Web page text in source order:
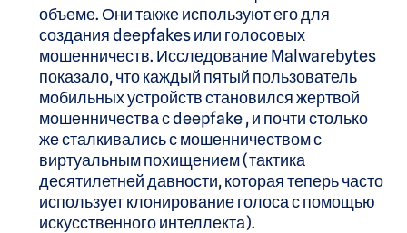
объеме. Они также используют его для
создания deepfakes или голосовых
мошенничеств. Исследование Malwarebytes
показало, что каждый пятый пользователь
мобильных устройств становился жертвой
мошенничества с deepfake , и почти столько
же сталкивались с мошенничеством с
виртуальным похищением (тактика
десятилетней давности, которая теперь часто
использует клонирование голоса с помощью
искусственного интеллекта).